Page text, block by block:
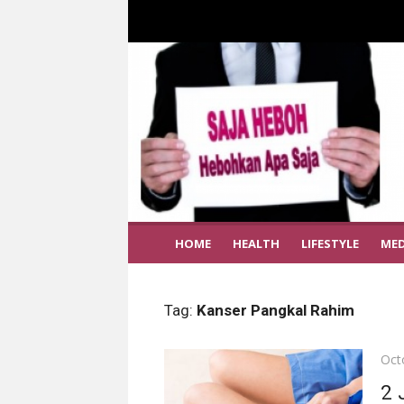
HOME HEALTH LIFESTYLE
Tag: Kanser Pangkal Rahim
2